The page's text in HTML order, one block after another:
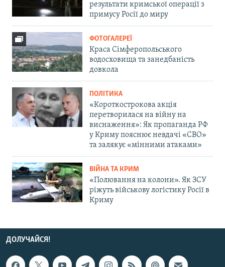
результати кримської операції з
примусу Росії до миру
ФОТОГАЛЕРЕЇ
Краса Сімферопольського
водосховища та занедбаність
довкола
ПОЛІТИКА
«Короткострокова акція
перетворилася на війну на
виснаження»: Як пропаганда РФ
у Криму пояснює невдачі «СВО»
та залякує «мінними атаками»
ВІЙНА ТА КРИМ
«Полювання на колони». Як ЗСУ
ріжуть військову логістику Росії в
Криму
ДОЛУЧАЙСЯ!